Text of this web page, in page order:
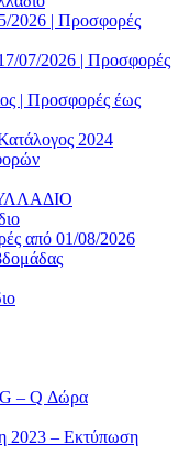
2026 | Προσφορές
07/2026 | Προσφορές
| Προσφορές έως
2024
από 01/08/2026
– Q Δώρα
2023 – Εκτύπωση